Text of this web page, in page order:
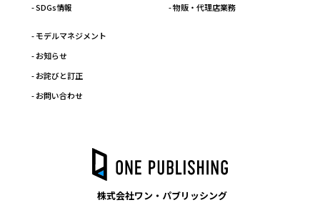
- SDGs情報
- 物販・代理店業務
- モデルマネジメント
- お知らせ
- お詫びと訂正
- お問い合わせ
株式会社ワン・パブリッシング